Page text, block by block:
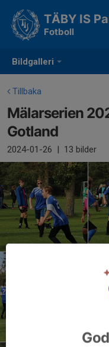
Bildgalleri
TÄBY IS
Fotboll
Tillbaka
Mälarserien
Gotland
2024-01-26 | 13 bilder